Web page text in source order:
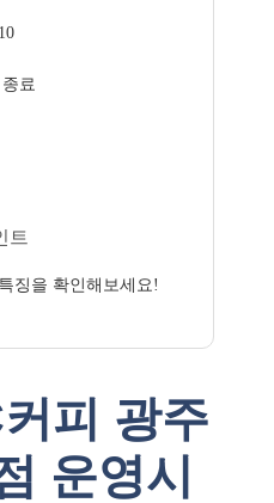
료
트
징을 확인해보세요!
피 광주
운영시